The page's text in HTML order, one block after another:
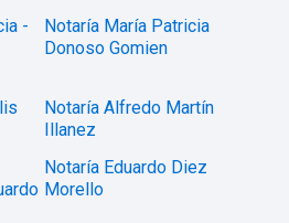
-
Notaría María Patricia
Donoso Gomien
Notaría Alfredo Martín
Illanez
Notaría Eduardo Diez
Morello